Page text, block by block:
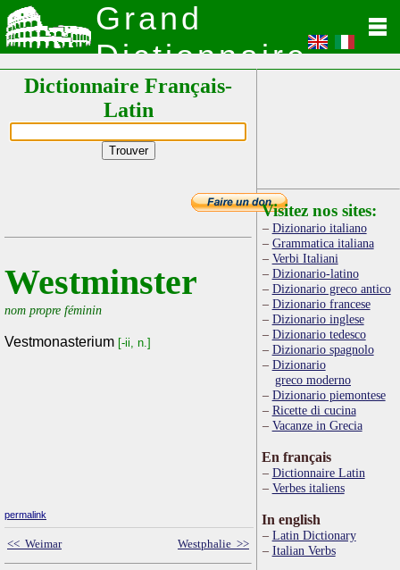
Grand
Dictionnaire
Latin
Dictionnaire Français-
Latin
Westminster
nom propre féminin
Vestmonasterium [-ii, n.]
permalink
<< Weimar Westphalie >>
Visitez nos sites:
Dizionario italiano
Grammatica italiana
Verbi Italiani
Dizionario-latino
Dizionario greco antico
Dizionario francese
Dizionario inglese
Dizionario tedesco
Dizionario spagnolo
Dizionario
greco moderno
Dizionario piemontese
Ricette di cucina
Vacanze in Grecia
En français
Dictionnaire Latin
Verbes italiens
In english
Latin Dictionary
Italian Verbs